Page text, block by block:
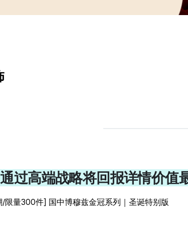
过高端战略将回报详情价值
/限量300件] 国中博穆兹金冠系列｜圣诞特别版